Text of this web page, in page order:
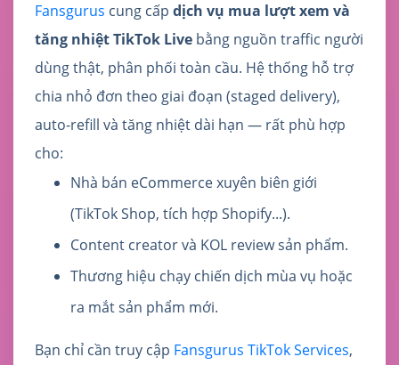
Fansgurus cung cấp dịch vụ mua lượt xem và
tăng nhiệt TikTok Live bằng nguồn traffic người
dùng thật, phân phối toàn cầu. Hệ thống hỗ trợ
chia nhỏ đơn theo giai đoạn (staged delivery),
auto-refill và tăng nhiệt dài hạn — rất phù hợp
cho:
Nhà bán eCommerce xuyên biên giới
(TikTok Shop, tích hợp Shopify...).
Content creator và KOL review sản phẩm.
Thương hiệu chạy chiến dịch mùa vụ hoặc
ra mắt sản phẩm mới.
Bạn chỉ cần truy cập Fansgurus TikTok Services,